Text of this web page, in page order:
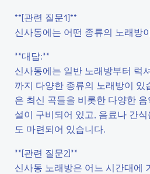
**[관련 질문1]**
신사동에는 어떤 종류의 노래방
**대답:**
신사동에는 일반 노래방부터 럭
까지 다양한 종류의 노래방이 있
은 최신 곡들을 비롯한 다양한
설이 구비되어 있고, 음료나 간
도 마련되어 있습니다.
**[관련 질문2]**
신사동 노래방은 어느 시간대에